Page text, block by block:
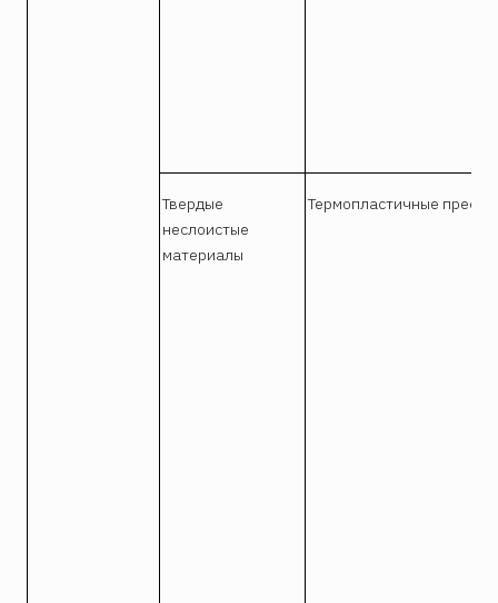
Твердые
неслоистые
материалы
Термопластичные пресс-